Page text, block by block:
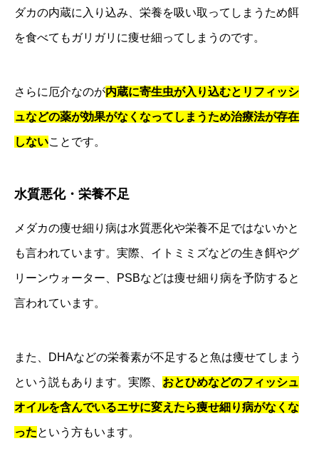
ダカの内蔵に入り込み、栄養を吸い取ってしまうため餌
を食べてもガリガリに痩せ細ってしまうのです。
さらに厄介なのが内蔵に寄生虫が入り込むとリフィッシ
ュなどの薬が効果がなくなってしまうため治療法が存在
しないことです。
水質悪化・栄養不足
メダカの痩せ細り病は水質悪化や栄養不足ではないかと
も言われています。実際、イトミミズなどの生き餌やグ
リーンウォーター、PSBなどは痩せ細り病を予防すると
言われています。
また、DHAなどの栄養素が不足すると魚は痩せてしまう
という説もあります。実際、 おとひめなどのフィッシュ
オイルを含んでいるエサに変えたら痩せ細り病がなくな
ったという方もいます。